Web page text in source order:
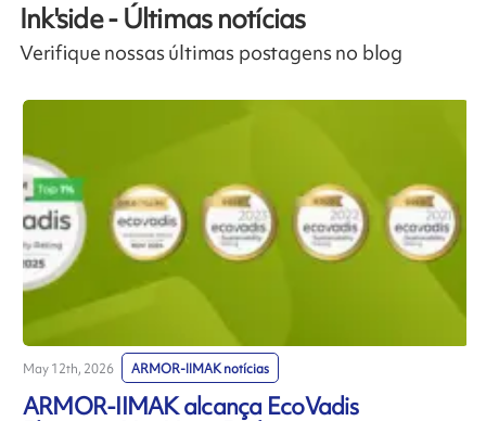
Ink'side - Últimas notícias
Verifique nossas últimas postagens no blog
May 12th, 2026 ARMOR-IIMAK notícias
ARMOR-IIMAK alcança EcoVadis